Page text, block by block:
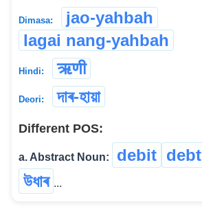
Dimasa:
jao-yahbah
lagai nang-yahbah
Hindi: ऋणी
Deori: দাৰ-হায়া
Different POS:
a. Abstract Noun: debit debt
উধাৰ ...